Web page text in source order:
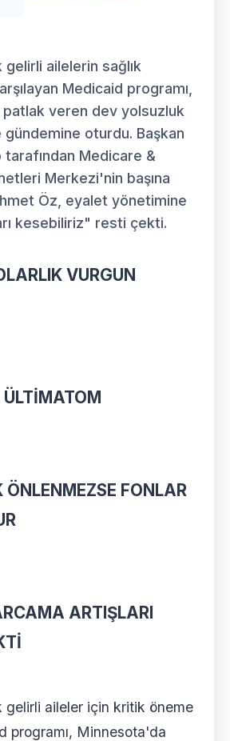
ailelerin sağlık
Medicaid programı,
veren dev yolsuzluk
gündemine oturdu. Başkan
tarafından Medicare &
Merkezi'nin başına
Öz, eyalet yönetimine
kesebiliriz" resti çekti.
VURGUN
ÖNLENMEZSE FONLAR
ARTIŞLARI
gelirli aileler için kritik öneme
programı, Minnesota'da